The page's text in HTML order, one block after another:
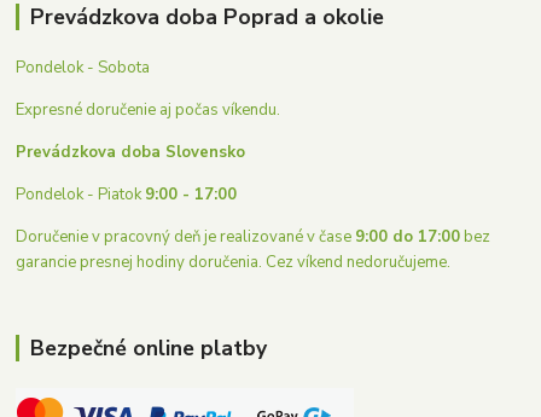
Prevádzkova doba Poprad a okolie
Pondelok - Sobota
Expresné doručenie aj počas víkendu.
Prevádzkova doba Slovensko
Pondelok - Piatok9:00 - 17:00
Doručenie v pracovný deň je realizované v čase 9:00 do 17:00bez
garancie presnej hodiny doručenia. Cez víkend nedoručujeme.
Bezpečné online platby